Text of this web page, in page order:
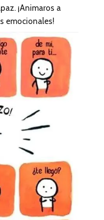
¡Animaros a
emocionales!